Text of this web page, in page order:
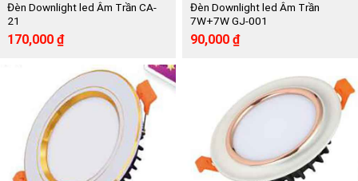
Đèn Downlight led Âm Trần CA-
21
Giá
170,000 ₫Giá
hiện
là:
170,000 ₫.
Đèn Downlight led Âm Trần
7W+7W GJ-001
Giá
gốc
90,000 ₫Giá
hiện
90,000 ₫.